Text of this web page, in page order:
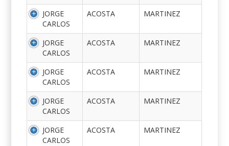
JORGE
CARLOS
ACOSTA MARTINEZ
JORGE
CARLOS
ACOSTA MARTINEZ
JORGE
CARLOS
ACOSTA MARTINEZ
JORGE
CARLOS
ACOSTA MARTINEZ
JORGE
CARLOS
ACOSTA MARTINEZ